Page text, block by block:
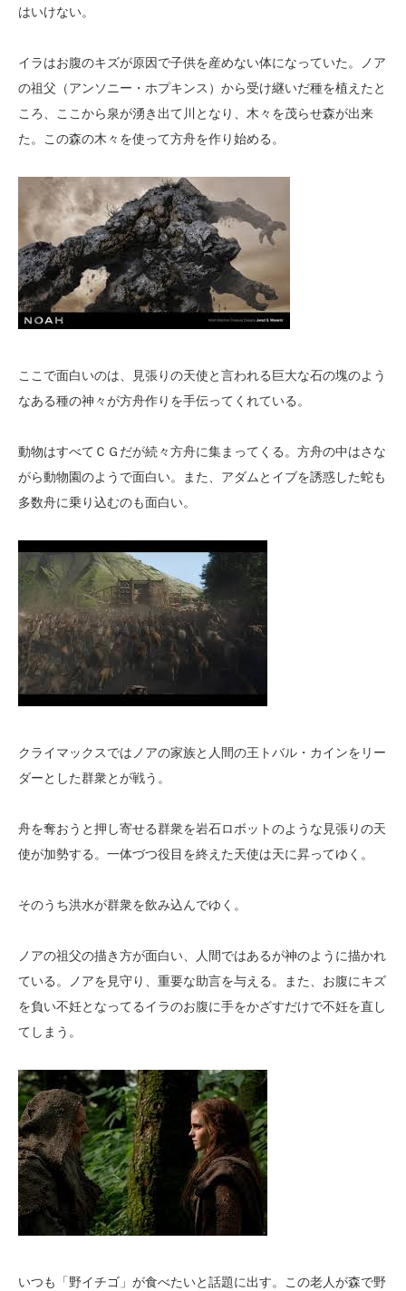
はいけない。
イラはお腹のキズが原因で子供を産めない体になっていた。ノア
の祖父（アンソニー・ホプキンス）から受け継いだ種を植えたと
ころ、ここから泉が湧き出て川となり、木々を茂らせ森が出来
た。この森の木々を使って方舟を作り始める。
ここで面白いのは、見張りの天使と言われる巨大な石の塊のよう
なある種の神々が方舟作りを手伝ってくれている。
動物はすべてＣＧだが続々方舟に集まってくる。方舟の中はさな
がら動物園のようで面白い。また、アダムとイブを誘惑した蛇も
多数舟に乗り込むのも面白い。
クライマックスではノアの家族と人間の王トバル・カインをリー
ダーとした群衆とが戦う。
舟を奪おうと押し寄せる群衆を岩石ロボットのような見張りの天
使が加勢する。一体づつ役目を終えた天使は天に昇ってゆく。
そのうち洪水が群衆を飲み込んでゆく。
ノアの祖父の描き方が面白い、人間ではあるが神のように描かれ
ている。ノアを見守り、重要な助言を与える。また、お腹にキズ
を負い不妊となってるイラのお腹に手をかざすだけで不妊を直し
てしまう。
いつも「野イチゴ」が食べたいと話題に出す。この老人が森で野